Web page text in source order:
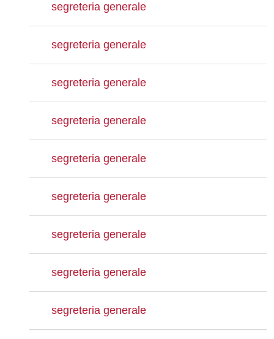
segreteria generale
segreteria generale
segreteria generale
segreteria generale
segreteria generale
segreteria generale
segreteria generale
segreteria generale
segreteria generale